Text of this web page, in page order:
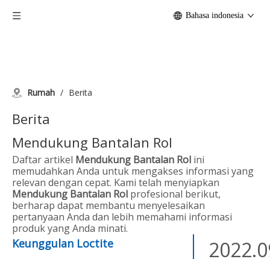
Bahasa indonesia
Rumah / Berita
Berita
Mendukung Bantalan Rol
Daftar artikel Mendukung Bantalan Rol ini
memudahkan Anda untuk mengakses informasi yang
relevan dengan cepat. Kami telah menyiapkan
Mendukung Bantalan Rol profesional berikut,
berharap dapat membantu menyelesaikan
pertanyaan Anda dan lebih memahami informasi
produk yang Anda minati.
Keunggulan Loctite